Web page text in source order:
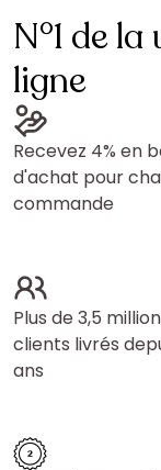
N°1 de
ligne
Recevez 4% en
d'achat pour
commande
Plus de 3,5
clients livrés
ans